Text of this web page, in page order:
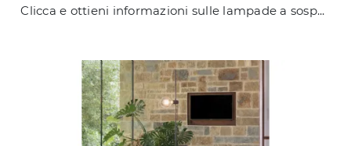
Clicca e ottieni informazioni sulle lampade a sospensione di Ideal Lux: il modello Look Square in metallo ti sta aspettando!